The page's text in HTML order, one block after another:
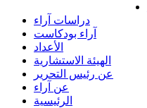
دراسات آراء
آراء بودكاست
الأعداد
الهيئة الاستشارية
عن رئيس التحرير
عن آراء
الرئيسية